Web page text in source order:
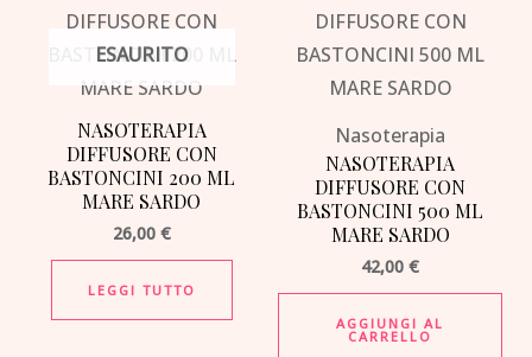
ESAURITO
NASOTERAPIA
DIFFUSORE CON
BASTONCINI 200 ML
MARE SARDO
26,00 €
LEGGI TUTTO
Nasoterapia
NASOTERAPIA
DIFFUSORE CON
BASTONCINI 500 ML
MARE SARDO
42,00€
AGGIUNGI AL
CARRELLO